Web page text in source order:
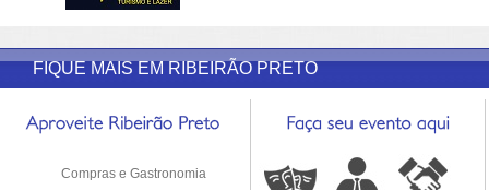
FIQUE MAIS EM RIBEIRÃO PRETO
Compras e Gastronomia